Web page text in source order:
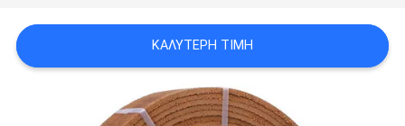
PRIVACY
POLICY
ΚΑΛΎΤΕΡΗ ΤΙΜΉ